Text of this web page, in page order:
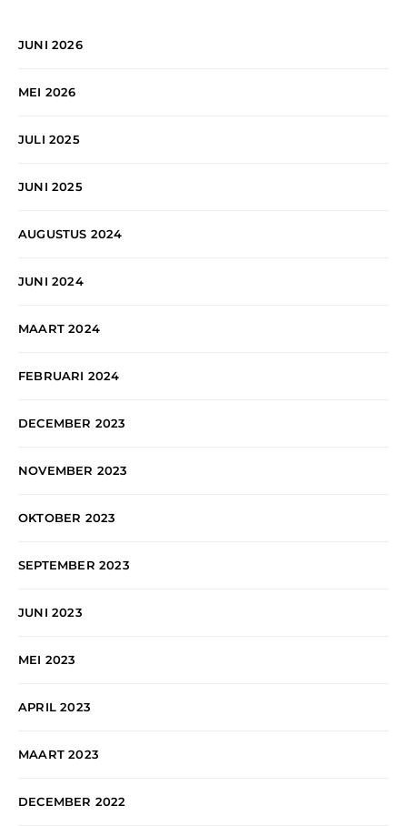
JUNI 2026
MEI 2026
JULI 2025
JUNI 2025
AUGUSTUS 2024
JUNI 2024
MAART 2024
FEBRUARI 2024
DECEMBER 2023
NOVEMBER 2023
OKTOBER 2023
SEPTEMBER 2023
JUNI 2023
MEI 2023
APRIL 2023
MAART 2023
DECEMBER 2022